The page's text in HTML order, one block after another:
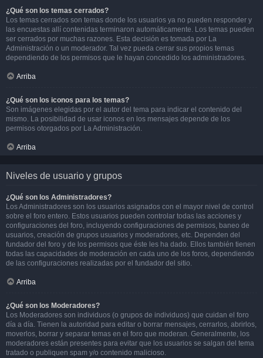
¿Qué son los temas cerrados?
Los temas cerrados son temas donde los usuarios ya no pueden responder y
las encuestas allí contenidas terminaron automáticamente. Los temas pueden
ser cerrados por muchas razones. Esta decisión es tomada por La
Administración o un moderador. Tal vez pueda cerrar sus propios temas
dependiendo de los permisos que le hayan concedido los administradores.
Arriba
¿Qué son los iconos para los temas?
Son imágenes elegidas por el autor del tema para indicar el contenido del
mismo. La posibilidad de usar iconos en los mensajes depende de los
permisos otorgados por La Administración.
Arriba
Niveles de usuario y grupos
¿Qué son los Administradores?
Los Administradores son los usuarios asignados con el mayor nivel de control
sobre el foro entero. Estos usuarios pueden controlar todas las acciones y
configuraciones del foro, incluyendo configuraciones de permisos, baneo de
usuarios, creación de grupos usuarios y moderadores, etc. Dependen del
fundador del foro y de los permisos que éste les ha dado. Ellos también tienen
todas las capacidades de moderación en cada uno de los foros, dependiendo
de las configuraciones realizadas por el fundador del sitio.
Arriba
¿Qué son los Moderadores?
Los Moderadores son individuos (o grupos de individuos) que cuidan el foro
día a día. Tienen la autoridad para editar o borrar mensajes, cerrarlos, abrirlos,
moverlos, borrar y separar temas en el foro que moderan. Generalmente, los
moderadores están presentes para evitar que los usuarios se salgan del tema
tratado o publiquen spam y/o contenido malicioso.